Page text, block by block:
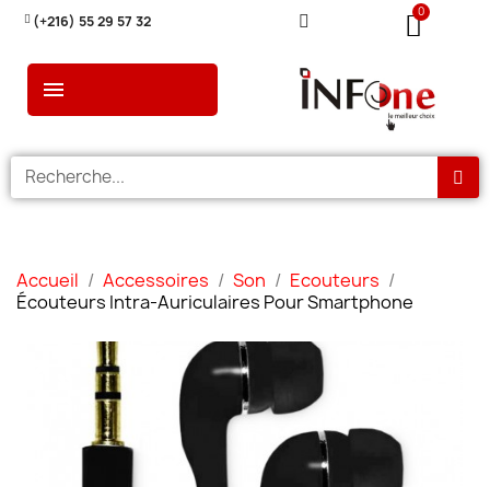
(+216) 55 29 57 32
Accueil Accessoires Son
Ecouteurs
Écouteurs Intra-Auriculaires Pour Smartphone